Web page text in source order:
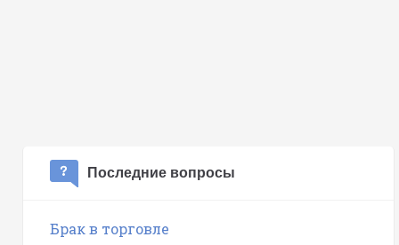
Последние вопросы
Брак в торговле